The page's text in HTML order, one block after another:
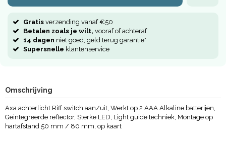
Gratis verzending vanaf €50
Betalen zoals je wilt, vooraf of achteraf
14 dagen niet goed, geld terug garantie*
Supersnelle klantenservice
Omschrijving
Axa achterlicht Riff switch aan/uit, Werkt op 2 AAA Alkaline batterijen,
Geintegreerde reflector, Sterke LED, Light guide techniek, Montage op
hartafstand 50 mm / 80 mm, op kaart